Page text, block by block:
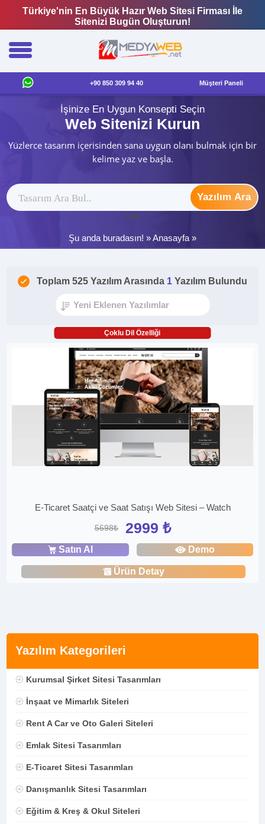
Türkiye'nin En Büyük Hazır Web Sitesi Firması İle
Sitenizi Bugün Oluşturun!
+90 850 309 94 40 Müşteri Paneli
İşinize En Uygun Konsepti Seçin
Web Sitenizi Kurun
Yüzlerce tasarım içerisinden sana uygun olanı bulmak için bir
kelime yaz ve başla.
Yazılım Ara
ytag
Şu anda buradasın! »Anasayfa »
Yazılım Kategorileri
Kurumsal Şirket Sitesi Tasarımları
İnşaat ve Mimarlık Siteleri
Rent A Car ve Oto Galeri Siteleri
Emlak Sitesi Tasarımları
E-Ticaret Sitesi Tasarımları
Danışmanlık Sitesi Tasarımları
Eğitim & Kreş & Okul Siteleri
Toplam 525 Yazılım Arasında 1 Yazılım Bulundu
Çoklu Dil Özelliği
E-Ticaret Saatçi ve Saat Satışı Web Sitesi – Watch
5698₺ 2999 ₺
Satın Al Demo
Ürün Detay